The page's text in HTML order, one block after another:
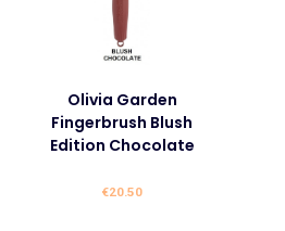
Olivia Garden
Fingerbrush Blush
Edition Chocolate
€20.50